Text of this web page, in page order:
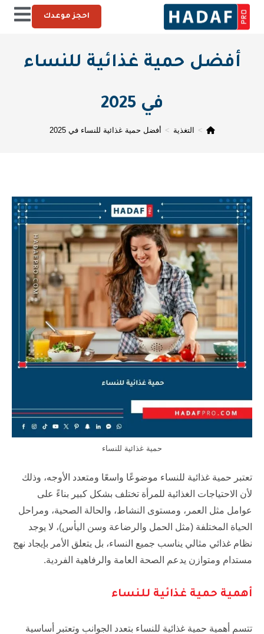
احجز موعدك
أفضل حمية غذائية للنساء
في 2025
> التغذية > أفضل حمية غذائية للنساء في 2025
حمية غذائية للنساء
تعتبر حمية غذائية للنساء موضوعًا واسعًا ومتعدد الأوجه، وذلك
لأن الاحتياجات الغذائية للمرأة تختلف بشكل كبير بناءً على
عوامل مثل العمر، ومستوى النشاط، والحالة الصحية، ومراحل
الحياة المختلفة (مثل الحمل والرضاعة وسن اليأس)، لا يوجد
نظام غذائي مثالي يناسب جميع النساء، بل يتعلق الأمر بإيجاد نهج
مستدام ومتوازن يدعم الصحة العامة والرفاهية الفردية.
أهمية حمية غذائية للنساء
تتسم أهمية حمية غذائية للنساء بتعدد الجوانب وتعتبر أساسية